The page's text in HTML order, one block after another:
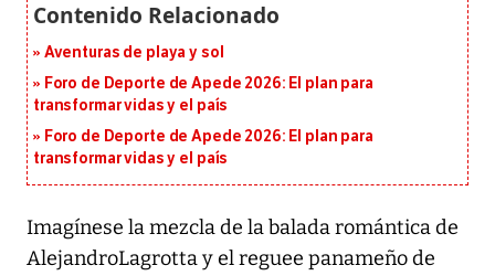
Aventuras de playa y sol
Foro de Deporte de Apede 2026: El plan para
transformar vidas y el país
Foro de Deporte de Apede 2026: El plan para
transformar vidas y el país
Imagínese la mezcla de la balada romántica de
AlejandroLagrotta y el reguee panameño de